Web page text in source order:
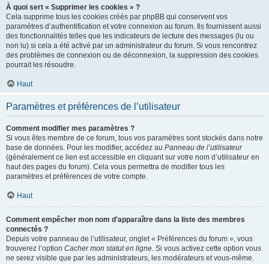
À quoi sert « Supprimer les cookies » ?
Cela supprime tous les cookies créés par phpBB qui conservent vos
paramètres d’authentification et votre connexion au forum. Ils fournissent aussi
des fonctionnalités telles que les indicateurs de lecture des messages (lu ou
non lu) si cela a été activé par un administrateur du forum. Si vous rencontrez
des problèmes de connexion ou de déconnexion, la suppression des cookies
pourrait les résoudre.
Haut
Paramètres et préférences de l’utilisateur
Comment modifier mes paramètres ?
Si vous êtes membre de ce forum, tous vos paramètres sont stockés dans notre
base de données. Pour les modifier, accédez au Panneau de l’utilisateur
(généralement ce lien est accessible en cliquant sur votre nom d’utilisateur en
haut des pages du forum). Cela vous permettra de modifier tous les
paramètres et préférences de votre compte.
Haut
Comment empêcher mon nom d’apparaître dans la liste des membres
connectés ?
Depuis votre panneau de l’utilisateur, onglet « Préférences du forum », vous
trouverez l’option Cacher mon statut en ligne. Si vous activez cette option vous
ne serez visible que par les administrateurs, les modérateurs et vous-même.